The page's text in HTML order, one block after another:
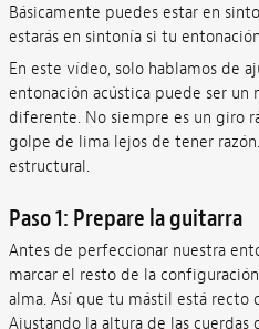
Básicamente puedes estar en
estarás en sintonía si tu
En este vídeo, solo hablamos de
entonación acústica puede ser
diferente. No siempre es un giro
golpe de lima lejos de tener
estructural.
Paso 1: Prepare la guitarra
Antes de perfeccionar nuestra
marcar el resto de la
alma. Así que tu mástil está recto
Ajustando la altura de las cuerdas